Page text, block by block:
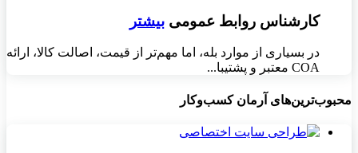
کارشناس روابط عمومی بیشتر
در بسیاری از موارد بله، اما مهم‌تر از قیمت، اصالت کالا، ارائه
COA معتبر و پشتیبا...
محبوب‌ترین‌های آرمان کسب‌وکار